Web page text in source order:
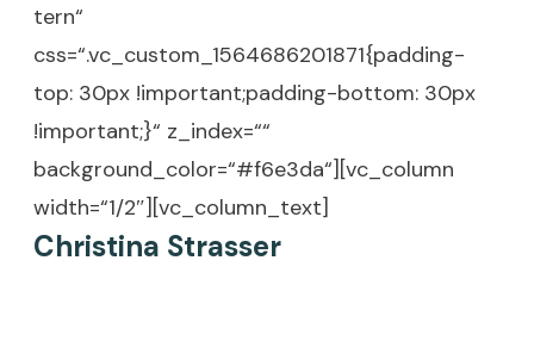
tern“
css=“.vc_custom_1564686201871{padding-
top: 30px !important;padding-bottom: 30px
!important;}“ z_index=““
background_color=“#f6e3da“][vc_column
width=“1/2″][vc_column_text]
Christina Strasser